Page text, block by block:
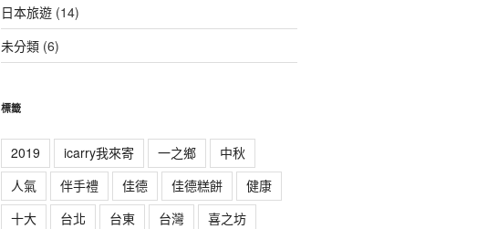
日本旅遊(14)
未分類(6)
標籤
2019 icarry我來寄 一之鄉
中秋
人氣
伴手禮 佳德 佳德糕餅
健康
十大
台北 台東 台灣
喜之坊